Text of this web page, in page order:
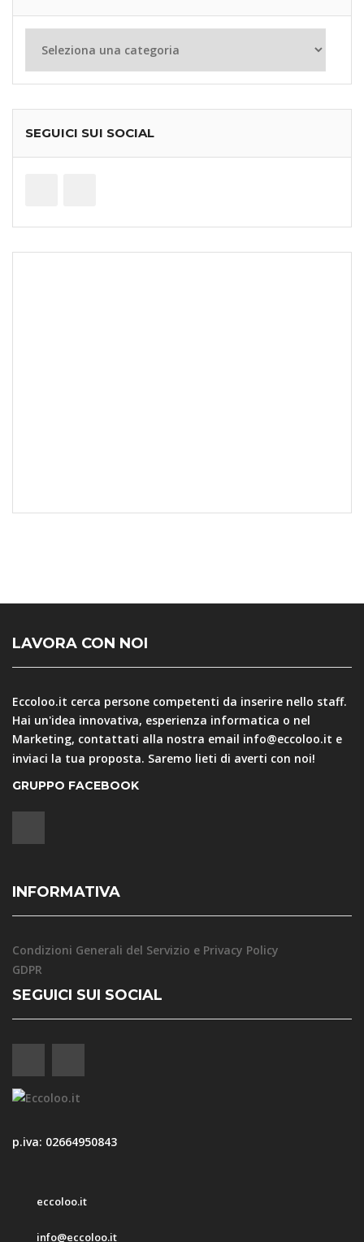
Categorie
SEGUICI SUI SOCIAL
LAVORA CON NOI
Eccoloo.it cerca persone competenti da inserire nello staff.
Hai un'idea innovativa, esperienza informatica o nel
Marketing, contattati alla nostra email info@eccoloo.it e
inviaci la tua proposta. Saremo lieti di averti con noi!
GRUPPO FACEBOOK
INFORMATIVA
Condizioni Generali del Servizio e Privacy Policy
GDPR
SEGUICI SUI SOCIAL
p.iva: 02664950843
eccoloo.it
info@eccoloo.it